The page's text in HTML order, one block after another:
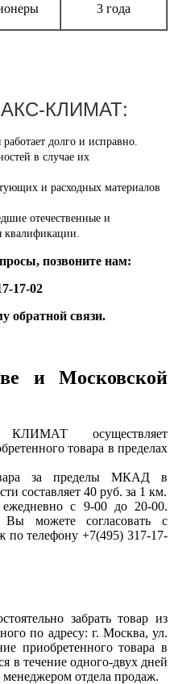
3 года
КЛИМАТ:
долго и исправно.
в случае их
и расходных материалов
отечественные и
позвоните нам:
17-02
обратной связи.
и Московской
осуществляет
товара в пределах
за пределы МКАД в
составляет 40 руб. за 1 км.
ежедневно с 9-00 до 20-00.
Вы можете согласовать с
по телефону +7(495) 317-17-
забрать товар из
по адресу: г. Москва, ул.
приобретенного товара в
в течение одного-двух дней
менеджером отдела продаж.